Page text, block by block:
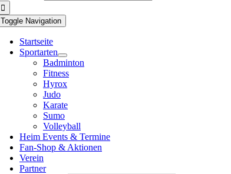
Toggle Navigation
Startseite
Sportarten
Badminton
Fitness
Hyrox
Judo
Karate
Sumo
Volleyball
Heim Events & Termine
Fan-Shop & Aktionen
Verein
Partner